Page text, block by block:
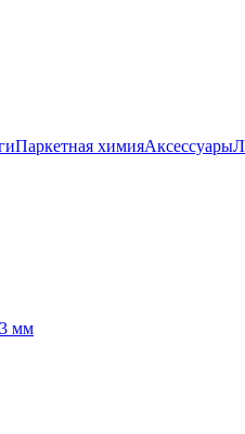
Паркетная химияАксессуары
мм